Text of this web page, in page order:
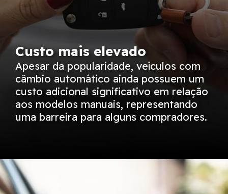
Custo mais elevado
Apesar da popularidade, veículos com
câmbio automático ainda possuem um
custo adicional significativo em relação
aos modelos manuais, representando
uma barreira para alguns compradores.